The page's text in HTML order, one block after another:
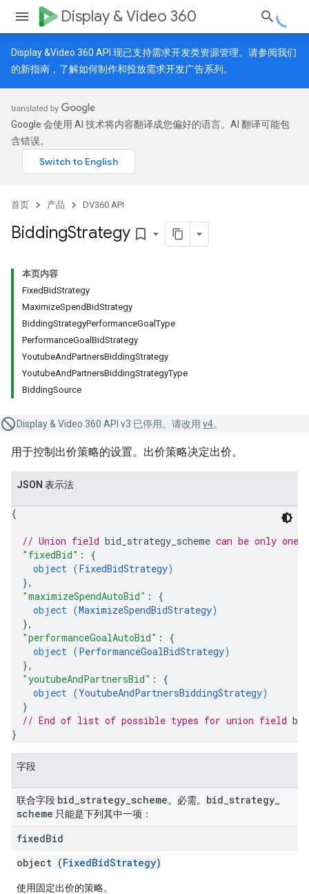
Display & Video 360
Display &Video 360 API 现已支持需求开发类资源管理。请参阅我们
的新指南 ，了解如何制作和投放需求开发广告系列。
Google 会使用 AI 技术将内容翻译成您偏好的语言。AI 翻译可能包
含错误。
首页 产品 DV360 API
BiddingStrategy bookmark_border
本页内容
FixedBidStrategy
MaximizeSpendBidStrategy
BiddingStrategyPerformanceGoalType
PerformanceGoalBidStrategy
YoutubeAndPartnersBiddingStrategy
YoutubeAndPartnersBiddingStrategyType
BiddingSource
Display & Video 360 API v3 已停用。请改用 v4。
用于控制出价策略的设置。出价策略决定出价。
JSON 表示法
{
// Union field bid_strategy_scheme can be only
"fixedBid" : {
object (FixedBidStrategy)
},
"maximizeSpendAutoBid" : {
object (MaximizeSpendBidStrategy)
},
"performanceGoalAutoBid" : {
object (PerformanceGoalBidStrategy)
},
"youtubeAndPartnersBid" : {
object (YoutubeAndPartnersBiddingStrategy)
}
// End of list of possible types for union field
}
字段
联合字段 bid strategy scheme。必需。 bid strategy
scheme 只能是下列其中一项：
fixedBid
object (FixedBidStrategy)
使用固定出价的策略。